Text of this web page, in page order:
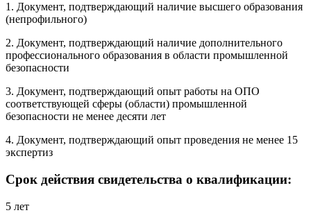
1. Документ, подтверждающий наличие высшего образования
(непрофильного)
2. Документ, подтверждающий наличие дополнительного
профессионального образования в области промышленной
безопасности
3. Документ, подтверждающий опыт работы на ОПО
соответствующей сферы (области) промышленной
безопасности не менее десяти лет
4. Документ, подтверждающий опыт проведения не менее 15
экспертиз
Срок действия свидетельства о квалификации:
5 лет